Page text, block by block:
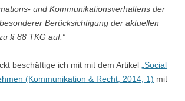
und Kommunikationsverhaltens der
Berücksichtigung der aktuellen
§ 88 TKG auf.“
beschäftige ich mit mit dem Artikel „Social
(Kommunikation & Recht, 2014, 1) mit